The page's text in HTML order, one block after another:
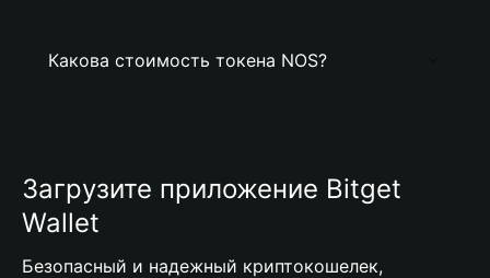
Какова стоимость токена NOS?
Загрузите приложение Bitget
Wallet
Безопасный и надежный криптокошелек,